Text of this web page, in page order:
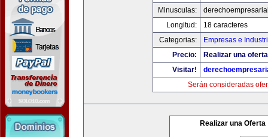
Minusculas:
Longitud:
18 caracteres
Categorias:
Empresas e
Precio:
Realizar una
Visitar!
Serán consideradas
Realizar una Oferta